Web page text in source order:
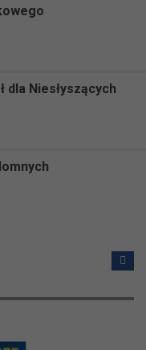
dla Niesłyszących